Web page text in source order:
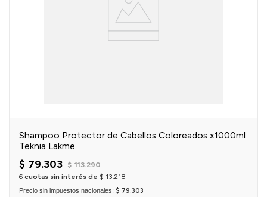
Shampoo Protector de Cabellos Coloreados x1000ml
Teknia Lakme
$ 79.303 $ 113.290
6 cuotas sin interés de $ 13.218
Precio sin impuestos nacionales: $ 79.303